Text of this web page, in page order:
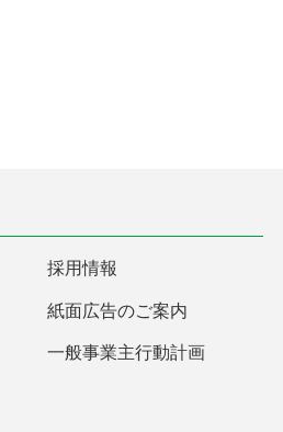
採用情報
紙面広告のご案内
一般事業主行動計画